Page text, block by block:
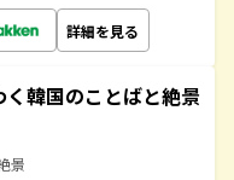
詳細を見る
韓国のことばと絶景
景